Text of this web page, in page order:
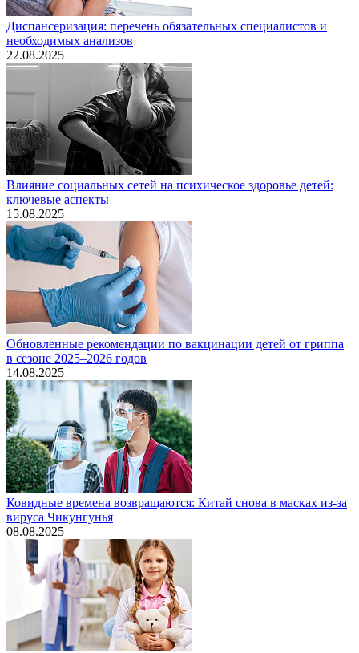
Диспансеризация: перечень обязательных специалистов и
необходимых анализов
22.08.2025
Влияние социальных сетей на психическое здоровье детей:
ключевые аспекты
15.08.2025
Обновленные рекомендации по вакцинации детей от гриппа
в сезоне 2025–2026 годов
14.08.2025
Ковидные времена возвращаются: Китай снова в масках из-за
вируса Чикунгунья
08.08.2025